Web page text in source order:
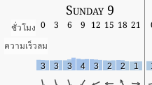
Sunday 9
ชั่วโมง 0 3 6 9 12 15 18 21
ความเร็วลม
3 3 3 4 3 2 2 1